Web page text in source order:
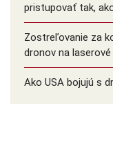
pristupovať tak,
Zostreľovanie za
dronov na
Ako USA bojujú s